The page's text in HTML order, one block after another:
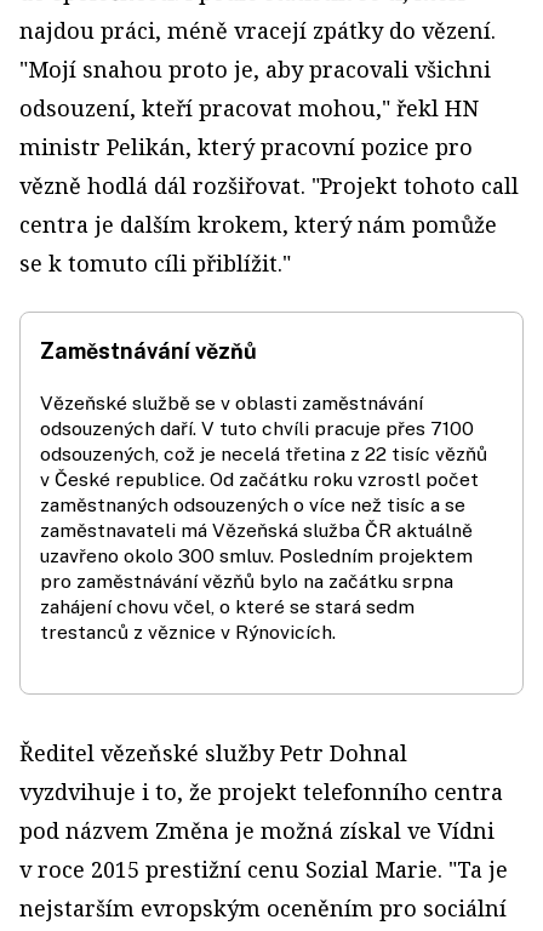
najdou práci, méně vracejí zpátky do vězení.
"Mojí snahou proto je, aby pracovali všichni
odsouzení, kteří pracovat mohou," řekl HN
ministr Pelikán, který pracovní pozice pro
vězně hodlá dál rozšiřovat. "Projekt tohoto call
centra je dalším krokem, který nám pomůže
se k tomuto cíli přiblížit."
Zaměstnávání vězňů
Vězeňské službě se v oblasti zaměstnávání
odsouzených daří. V tuto chvíli pracuje přes 7100
odsouzených, což je necelá třetina z 22 tisíc vězňů
v České republice. Od začátku roku vzrostl počet
zaměstnaných odsouzených o více než tisíc a se
zaměstnavateli má Vězeňská služba ČR aktuálně
uzavřeno okolo 300 smluv. Posledním projektem
pro zaměstnávání vězňů bylo na začátku srpna
zahájení chovu včel, o které se stará sedm
trestanců z věznice v Rýnovicích.
Ředitel vězeňské služby Petr Dohnal
vyzdvihuje i to, že projekt telefonního centra
pod názvem Změna je možná získal ve Vídni
v roce 2015 prestižní cenu Sozial Marie. "Ta je
nejstarším evropským oceněním pro sociální